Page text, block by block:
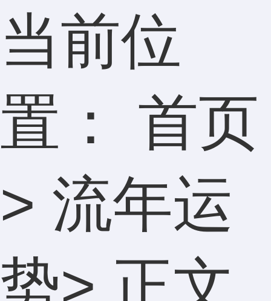
当前位
置： 首页
> 流年运
势> 正文